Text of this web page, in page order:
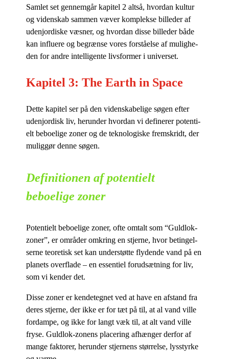
Sam­let set gen­nem­går ka­pi­tel 2 alt­så, hvor­dan kul­tur
og vi­den­skab sam­men væ­ver kom­plek­se bil­le­der af
udenjor­di­ske væs­ner, og hvor­dan dis­se bil­le­der både
kan in­flu­e­re og be­græn­se vo­res for­stå­el­se af mu­lig­he­
den for an­dre in­tel­li­gen­te livs­for­mer i universet.
Kapitel 3: The Earth in Space
Det­te ka­pi­tel ser på den vi­den­ska­be­li­ge sø­gen ef­ter
udenjor­disk liv, her­un­der hvor­dan vi de­fi­ne­rer po­ten­ti­
elt be­bo­e­li­ge zo­ner og de tek­no­lo­gi­ske frem­skridt, der
mu­lig­gør den­ne søgen.
Definitionen af potentielt
beboelige zoner
Po­ten­ti­elt be­bo­e­li­ge zo­ner, ofte om­talt som “Guld­lok-
zo­ner”, er om­rå­der om­kring en stjer­ne, hvor be­tin­gel­
ser­ne te­o­re­tisk set kan un­der­støt­te fly­den­de vand på en
pla­nets over­fla­de – en es­sen­ti­el for­ud­sæt­ning for liv,
som vi ken­der det.
Dis­se zo­ner er ken­de­teg­net ved at have en af­stand fra
de­res stjer­ne, der ikke er for tæt på til, at al vand vil­le
for­dam­pe, og ikke for langt væk til, at alt vand vil­le
fryse. Guld­lok-zo­nens pla­ce­ring af­hæn­ger der­for af
man­ge fak­to­rer, her­un­der stjer­nens stør­rel­se, lys­styr­ke